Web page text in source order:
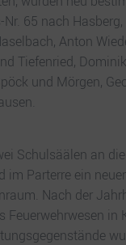
65 nach
Anton
Tiefenried,
und Mörgen,
Schulsäälen an
im Parterre ein neuer
Nach der
Feuerwehrwesen in